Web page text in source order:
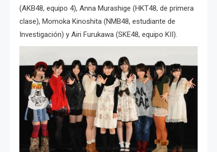
(AKB48, equipo 4), Anna Murashige (HKT48, de primera
clase), Momoka Kinoshita (NMB48, estudiante de
Investigación) y Airi Furukawa (SKE48, equipo KII).